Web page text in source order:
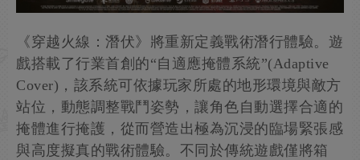
《穿越火線：潛伏》將重新定義戰術潛行體驗。遊
戲搭載了行業首創的“自適應掩體系統”(Adaptive
Cover)，該系統可依據玩家所處的地形環境與敵方
站位，動態調整戰鬥姿勢，讓角色自動選擇合適的
掩體進行掩護，從而營造出極為沉浸的臨場緊張感
與高度擬真的戰術體驗。不同於傳統遊戲僅將箱